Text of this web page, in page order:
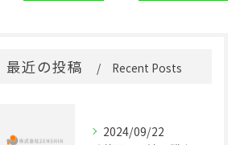
最近の投稿 Recent Posts
2024/09/22